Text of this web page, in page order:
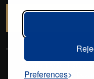
Preferences
reservados.